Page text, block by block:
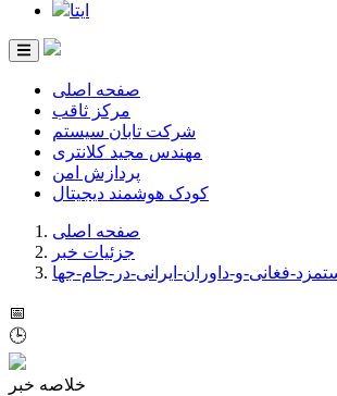
ایتا
صفحه اصلی
مرکز ثاقب
شرکت تابان سیستم
مهندس مجید کلانتری
پردازش امن
کودک هوشمند دیجیتال
صفحه اصلی
جزئیات خبر
📅
🕒
خلاصه خبر